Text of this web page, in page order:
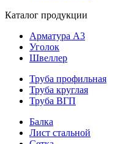
Каталог продукции
Арматура А3
Уголок
Швеллер
Труба профильная
Труба круглая
Труба ВГП
Балка
Лист стальной